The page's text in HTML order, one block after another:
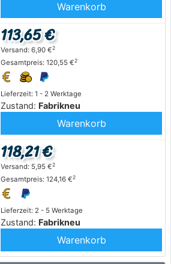
Warenkorb
Lieferzeit: 1 - 2 Werktage
Zustand: Fabrikneu
113,65 €
Versand: 6,90 €2
Gesamtpreis: 120,55 €2
Warenkorb
Lieferzeit: 2 - 5 Werktage
Zustand: Fabrikneu
118,21 €
Versand: 5,95 €2
Gesamtpreis: 124,16 €2
Warenkorb